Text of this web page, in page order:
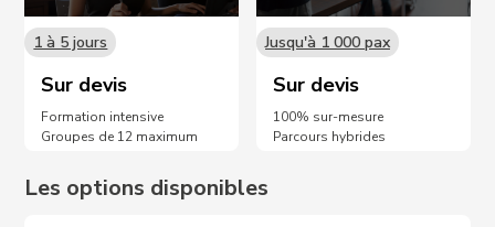
1 à 5 jours
Sur devis
Formation intensive
Groupes de 12 maximum
Jusqu'à 1 000 pax
Sur devis
100% sur-mesure
Parcours hybrides
Les options disponibles